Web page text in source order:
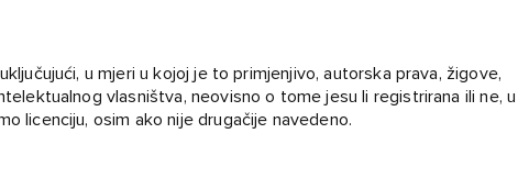
u mjeri u kojoj je to primjenjivo, autorska prava, žigove,
vlasništva, neovisno o tome jesu li registrirana ili ne, u
licenciju, osim ako nije drugačije navedeno.